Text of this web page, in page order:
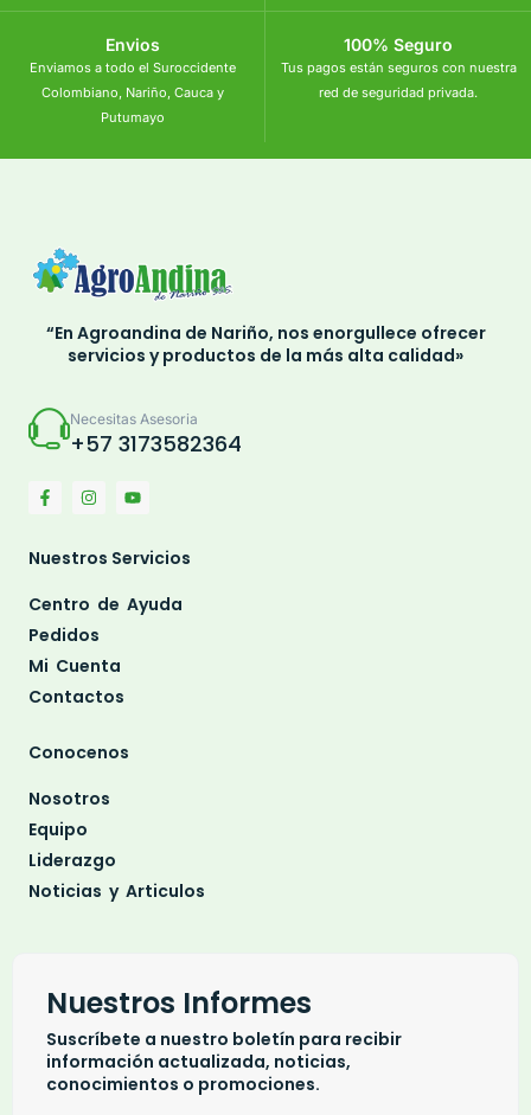
Envios
Enviamos a todo el Suroccidente
Colombiano, Nariño, Cauca y
Putumayo
100% Seguro
Tus pagos están seguros con nuestra
red de seguridad privada.
“En Agroandina de Nariño, nos enorgullece ofrecer
servicios y productos de la más alta calidad»
Necesitas Asesoria
+57 3173582364
Nuestros Servicios
Centro de Ayuda
Pedidos
Mi Cuenta
Contactos
Conocenos
Nosotros
Equipo
Liderazgo
Noticias y Articulos
Nuestros Informes
Suscríbete a nuestro boletín para recibir
información actualizada, noticias,
conocimientos o promociones.